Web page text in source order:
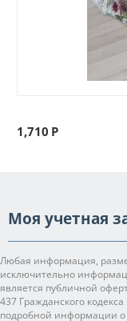
1,710 Р
Моя учетная
Любая информация,
исключительно
является публичной
437 Гражданского
подробной информации о